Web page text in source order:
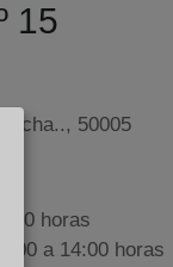
15
drcha.., 50005
horas
a 14:00 horas